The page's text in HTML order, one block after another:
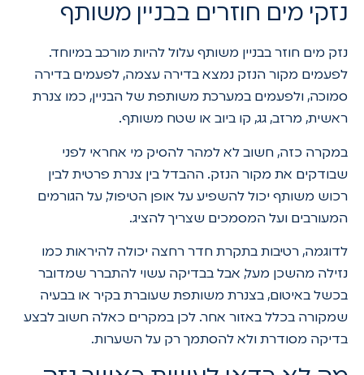
נזקי מים חוזרים בבניין משותף
נזק מים חוזר בבניין משותף עלול להיות מורכב במיוחד.
לפעמים מקור הנזק נמצא בדירה עצמה, לפעמים בדירה
סמוכה, ולפעמים במערכת משותפת של הבניין, כמו צנרת
ראשית, מרזב, גג, קו ביוב או שטח משותף.
במקרה כזה, חשוב לא למהר להסיק מי אחראי לפני
שבודקים את מקור הנזק. ההבדל בין צנרת פרטית לבין
רכוש משותף יכול להשפיע על אופן הטיפול, על הגורמים
המעורבים ועל המסמכים שצריך להציג.
לדוגמה, רטיבות בתקרת חדר רחצה יכולה להיראות כמו
נזילה מהשכן מעל, אבל בבדיקה עשוי להתברר שמדובר
בכשל באיטום, בצנרת משותפת שעוברת בקיר או בבעיה
שמקורה בכלל באזור אחר. לכן במקרים כאלה חשוב לבצע
בדיקה מסודרת ולא להסתמך רק על השערות.